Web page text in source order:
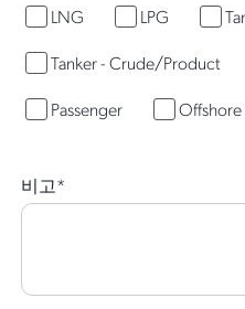
LNG
LPG
Tanker - Crude/Product
Passenger
Offshore
비고*